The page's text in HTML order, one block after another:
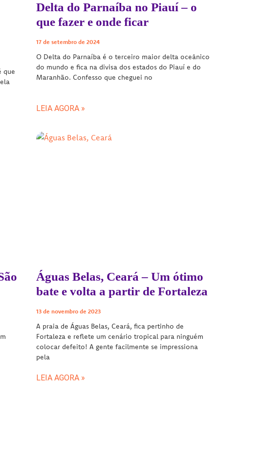
que
Delta do Parnaíba no Piauí – o
que fazer e onde ficar
17 de setembro de 2024
O Delta do Parnaíba é o terceiro maior delta oceânico
do mundo e fica na divisa dos estados do Piauí e do
Maranhão. Confesso que cheguei no
LEIA AGORA »
Águas Belas, Ceará – Um ótimo
bate e volta a partir de Fortaleza
13 de novembro de 2023
A praia de Águas Belas, Ceará, fica pertinho de
Fortaleza e reflete um cenário tropical para ninguém
colocar defeito! A gente facilmente se impressiona
pela
LEIA AGORA »